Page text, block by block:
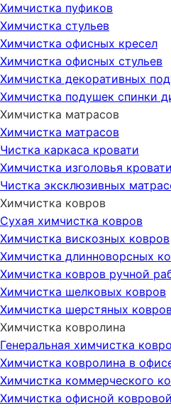
Химчистка пуфиков
Химчистка стульев
Химчистка офисных кресел
Химчистка офисных стульев
Химчистка декоративных
Химчистка подушек спинки
Химчистка матрасов
Химчистка матрасов
Чистка каркаса кровати
Химчистка изголовья кровати
Чистка эксклюзивных
Химчистка ковров
Сухая химчистка ковров
Химчистка вискозных ковров
Химчистка длинноворсных
Химчистка ковров ручной
Химчистка шелковых ковров
Химчистка шерстяных
Химчистка ковролина
Генеральная химчистка
Химчистка ковролина в
Химчистка коммерческого
Химчистка офисной